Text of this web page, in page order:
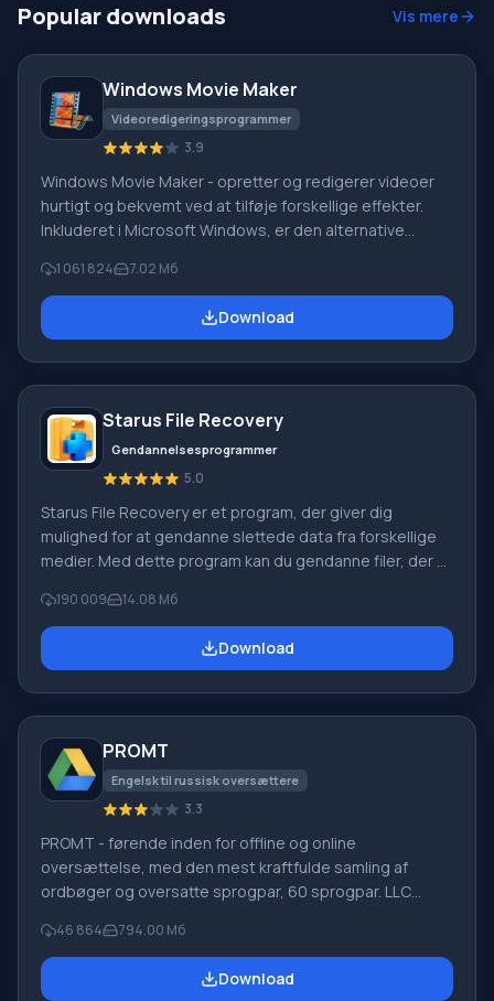
Popular downloads Vis mere
Windows Movie Maker
Videoredigeringsprogrammer
3.9
Windows Movie Maker - opretter og redigerer videoer
hurtigt og bekvemt ved at tilføje forskellige effekter.
Inkluderet i Microsoft Windows, er den alternative
Live-softwarepakke fra Microsoft. Funktioner i Windows
Movie Maker: Optag video fra forskellige kilder
(videokameraer, mobiltelefoner, digitale videokameraer,
1 061 824 7.02 Мб
Download
Starus File Recovery
Gendannelsesprogrammer
5.0
Starus File Recovery er et program, der giver dig
mulighed for at gendanne slettede data fra forskellige
medier. Med dette program kan du gendanne filer, der er
slettet uden om papirkurven, skjult af ondsindet
software, mistet på grund af softwarefejl, fuldstændig
tømning af papirkurven, formatering eller sletning af
190 009 14.08 Мб
Download
PROMT
Engelsk til russisk oversættere
3.3
PROMT - førende inden for offline og online
oversættelse, med den mest kraftfulde samling af
ordbøger og oversatte sprogpar, 60 sprogpar. LLC
oversættelsessystemer til private brugere og
virksomheder. PROMT-software giver oversættelse af
enhver tekst ved hjælp af indbyggede ordbøger,
46 864 794.00 Мб
Download